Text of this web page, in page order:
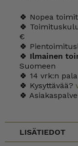
🍀 Nopea
🍀
€
🍀
🍀 Ilmainen
Suomeen
🍀 14 vrk:n
🍀 Kysyttävää?
🍀
LISÄTIEDOT